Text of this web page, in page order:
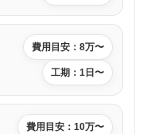
費用目安：8万〜
工期：1日〜
費用目安：10万〜